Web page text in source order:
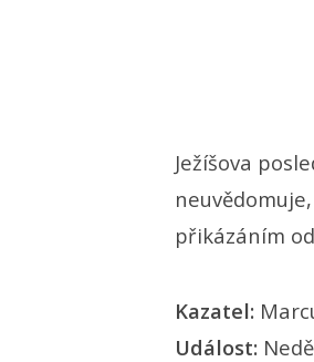
Ježíšova
přikázáním
Kazatel:
Událost: